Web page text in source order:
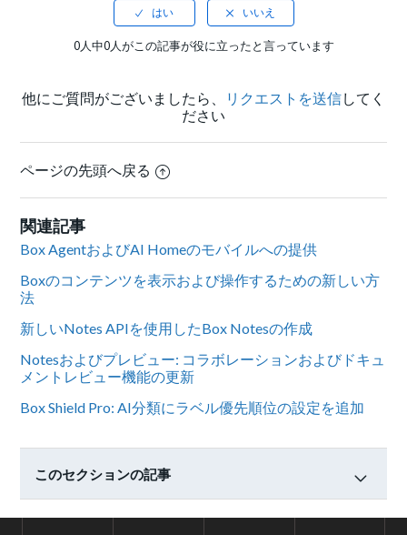
0人中0人がこの記事が役に立ったと言っています
他にご質問がございましたら、 リクエストを送信してく
ださい
ページの先頭へ戻る
関連記事
Box AgentおよびAI Homeのモバイルへの提供
Boxのコンテンツを表示および操作するための新しい方
法
新しいNotes APIを使用したBox Notesの作成
Notesおよびプレビュー: コラボレーションおよびドキュ
メントレビュー機能の更新
Box Shield Pro: AI分類にラベル優先順位の設定を追加
このセクションの記事